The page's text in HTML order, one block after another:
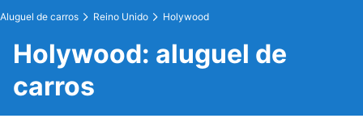
Aluguel de carros Reino Unido Holywood
Holywood: aluguel de
carros